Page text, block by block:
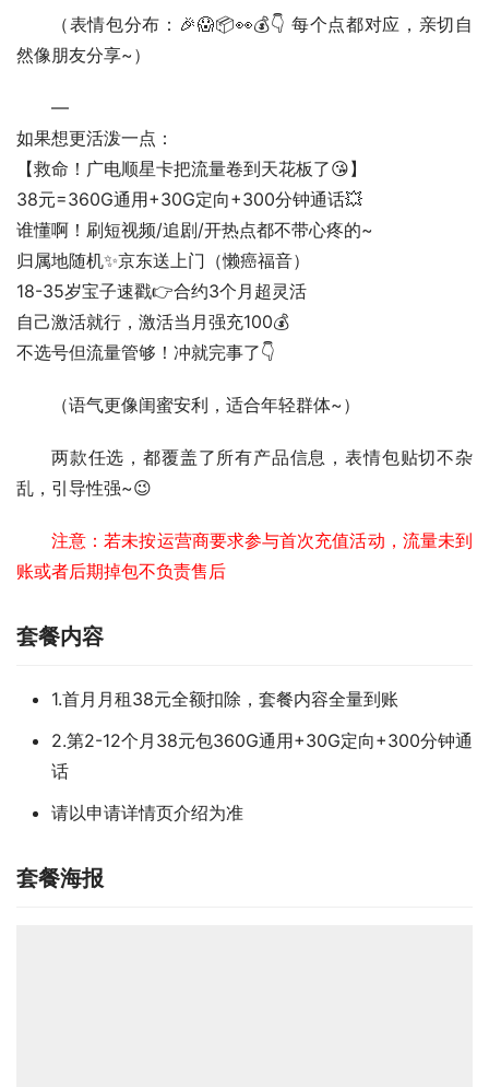
（表情包分布：🎉😱📦👀💰👇 每个点都对应，亲切自
然像朋友分享~）
—
如果想更活泼一点：
【救命！广电顺星卡把流量卷到天花板了😘】
38元=360G通用+30G定向+300分钟通话💥
谁懂啊！刷短视频/追剧/开热点都不带心疼的~
归属地随机✨京东送上门（懒癌福音）
18-35岁宝子速戳👉合约3个月超灵活
自己激活就行，激活当月强充100💰
不选号但流量管够！冲就完事了👇
（语气更像闺蜜安利，适合年轻群体~）
两款任选，都覆盖了所有产品信息，表情包贴切不杂
乱，引导性强~😉
注意：若未按运营商要求参与首次充值活动，流量未到
账或者后期掉包不负责售后
套餐内容
1.首月月租38元全额扣除，套餐内容全量到账
2.第2-12个月38元包360G通用+30G定向+300分钟通
话
请以申请详情页介绍为准
套餐海报